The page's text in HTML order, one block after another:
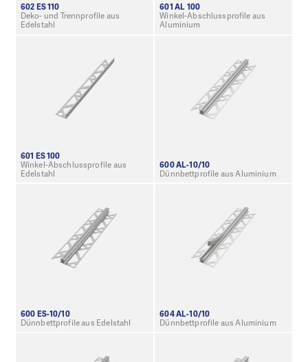
602 ES 110
Deko- und Trennprofile aus
Edelstahl
601 AL 100
Winkel-Abschlussprofile aus
Aluminium
601 ES 100
Winkel-Abschlussprofile aus
Edelstahl
600 AL-10/10
Dünnbettprofile aus Aluminium
600 ES-10/10
Dünnbettprofile aus Edelstahl
604 AL-10/10
Dünnbettprofile aus Aluminium